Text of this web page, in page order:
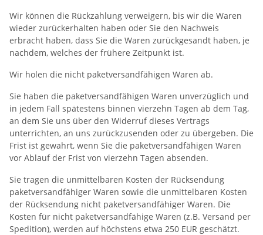
Wir können die Rückzahlung verweigern, bis wir die Waren
wieder zurückerhalten haben oder Sie den Nachweis
erbracht haben, dass Sie die Waren zurückgesandt haben, je
nachdem, welches der frühere Zeitpunkt ist.
Wir holen die nicht paketversandfähigen Waren ab.
Sie haben die paketversandfähigen Waren unverzüglich und
in jedem Fall spätestens binnen vierzehn Tagen ab dem Tag,
an dem Sie uns über den Widerruf dieses Vertrags
unterrichten, an uns zurückzusenden oder zu übergeben. Die
Frist ist gewahrt, wenn Sie die paketversandfähigen Waren
vor Ablauf der Frist von vierzehn Tagen absenden.
Sie tragen die unmittelbaren Kosten der Rücksendung
paketversandfähiger Waren sowie die unmittelbaren Kosten
der Rücksendung nicht paketversandfähiger Waren. Die
Kosten für nicht paketversandfähige Waren (z.B. Versand per
Spedition), werden auf höchstens etwa 250 EUR geschätzt.